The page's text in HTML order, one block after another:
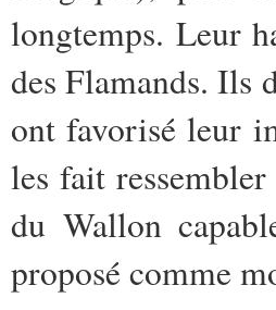
longtemps. Leur
des Flamands. Ils
ont favorisé leur
les fait
du Wallon
proposé comme